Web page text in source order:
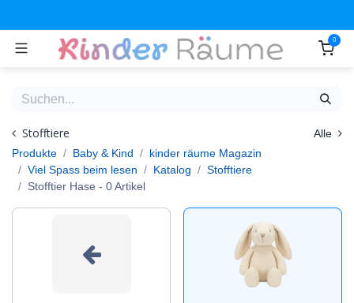
0
Stofftiere
Alle
Produkte
Baby & Kind
kinder räume Magazin
Viel Spass beim lesen
Katalog
Stofftiere
Stofftier Hase - 0 Artikel